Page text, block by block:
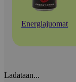
Energiajuomat
Ladataan...